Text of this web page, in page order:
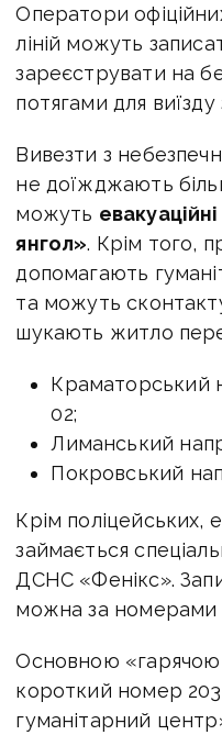
Оператори
ліній можуть
зареєструвати на
потягами для
Вивезти з
не доїжджають
можуть
янгол». Крім того,
допомагають
та можуть
шукають житло
Краматорський
02;
Лиманський
Покровський
Крім поліцейських,
займається
ДСНС «Фенікс».
можна за номерами
Основною «гарячою
короткий номер
гуманітарний